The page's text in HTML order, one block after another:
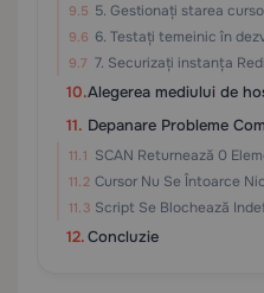
5. Gestionați starea
6. Testați temeinic în
7. Securizați instanța
Alegerea mediului de
Depanare Probleme
SCAN Returnează 0
Cursor Nu Se Întoarce
Script Se Blochează
Concluzie